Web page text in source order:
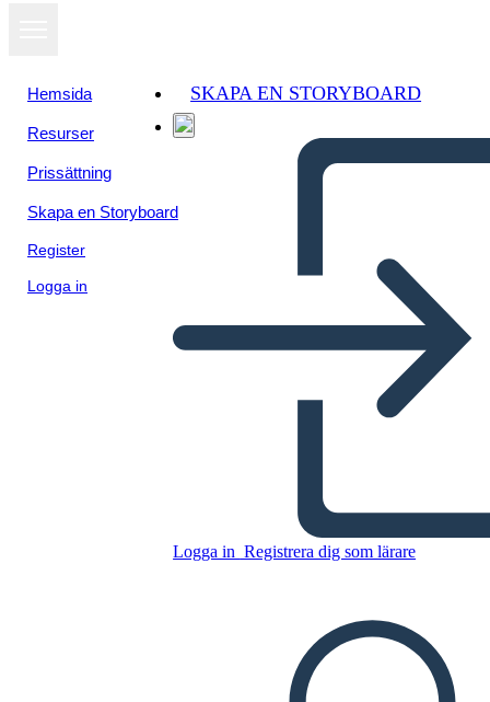
Hemsida
Resurser
Prissättning
Skapa en Storyboard
Register
Logga in
SKAPA EN STORYBOARD
Logga in Registrera dig som lärare
Kopiera denna storyboard
LÄS FÖR MIG
Visa som
bildspel